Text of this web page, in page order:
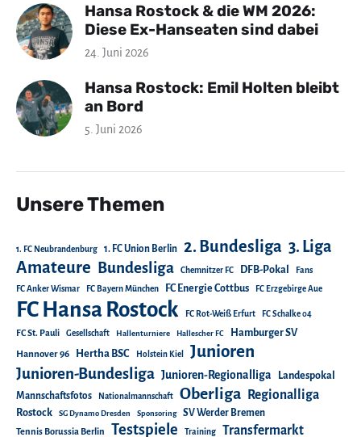
Hansa Rostock & die WM 2026:
Diese Ex-Hanseaten sind dabei
24. Juni 2026
Hansa Rostock: Emil Holten bleibt
an Bord
5. Juni 2026
Unsere Themen
1. FC Neubrandenburg 1. FC Union Berlin 2. Bundesliga 3. Liga
Amateure Bundesliga Chemnitzer FC DFB-Pokal Fans
FC Anker Wismar FC Bayern München FC Energie Cottbus FC Erzgebirge Aue
FC Hansa Rostock FC Rot-Weiß Erfurt FC Schalke 04
FC St. Pauli Gesellschaft Hallenturniere Hallescher FC Hamburger SV
Hannover 96 Hertha BSC Holstein Kiel Junioren
Junioren-Bundesliga Junioren-Regionalliga
Landespokal
Mannschaftsfotos
Nationalmannschaft Oberliga Regionalliga
Rostock SG Dynamo Dresden Sponsoring SV Werder Bremen
Tennis Borussia Berlin Testspiele Training Transfermarkt